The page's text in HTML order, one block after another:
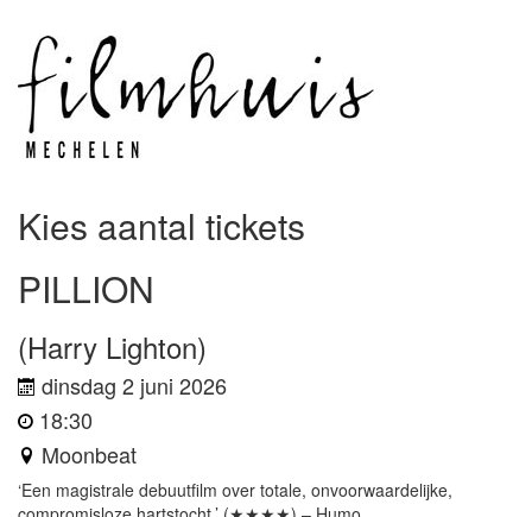
Kies aantal tickets
PILLION
(Harry Lighton)
dinsdag 2 juni 2026
18:30
Moonbeat
‘Een magistrale debuutfilm over totale, onvoorwaardelijke,